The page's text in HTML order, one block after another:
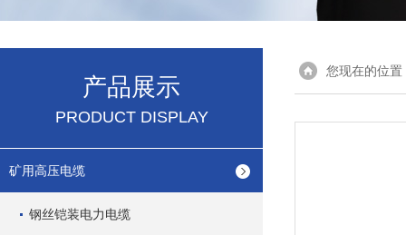
产品展示
PRODUCT DISPLAY
矿用高压电缆
钢丝铠装电力电缆
您现在的位置